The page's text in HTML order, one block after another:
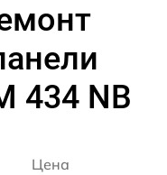
434 NB
Цена